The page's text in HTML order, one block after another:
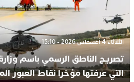
الثلاثاء 4 أغسطس 2026 - 15:10
تصريح الناطق الرسمي باسم
التي عرفتها مؤخرا نقاط العبور